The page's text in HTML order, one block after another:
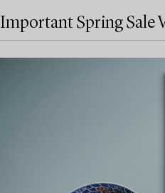
Important Spring Sale